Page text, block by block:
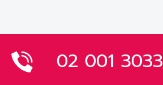
02 001 3033